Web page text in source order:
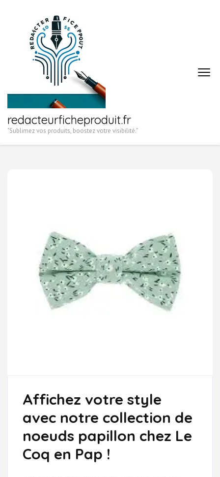
redacteurficheproduit.fr
"Sublimez vos produits, boostez votre visibilité."
Affichez votre style
avec notre collection de
noeuds papillon chez Le
Coq en Pap !